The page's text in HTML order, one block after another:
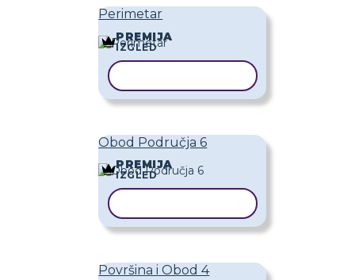
Perimetar
PREMIJA
IZGLED
Obod Područja 6
PREMIJA
IZGLED
Površina i Obod 4